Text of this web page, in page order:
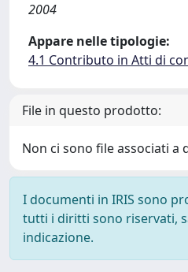
2004
Appare nelle tipologie:
4.1 Contributo in Atti di
File in questo prodotto:
Non ci sono file associati a
I documenti in IRIS sono
tutti i diritti sono riservati,
indicazione.